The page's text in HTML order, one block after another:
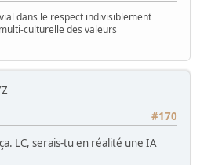
dans le respect indivisiblement
culturelle des valeurs
#170
LC, serais-tu en réalité une IA